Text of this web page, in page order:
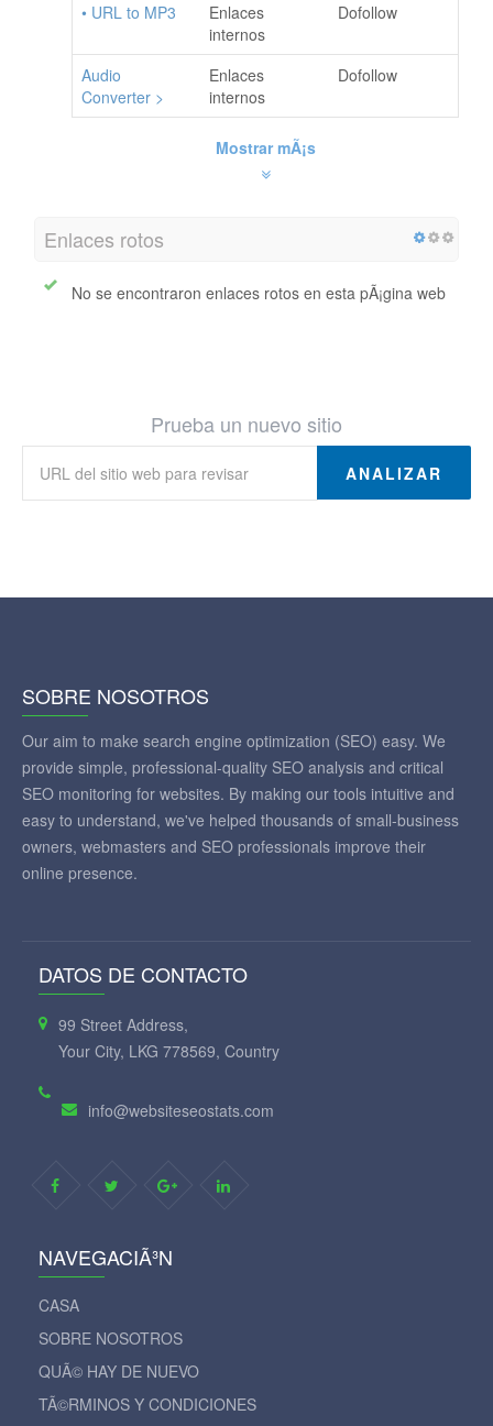
• URL to MP3
Enlaces
internos
Dofollow
Audio
Converter >
Enlaces
internos
Dofollow
Mostrar mÃ¡s
Enlaces rotos
No se encontraron enlaces rotos en esta pÃ¡gina web
Prueba un nuevo sitio
ANALIZAR
SOBRE NOSOTROS
Our aim to make search engine optimization (SEO) easy. We
provide simple, professional-quality SEO analysis and critical
SEO monitoring for websites. By making our tools intuitive and
easy to understand, we've helped thousands of small-business
owners, webmasters and SEO professionals improve their
online presence.
DATOS DE CONTACTO
99 Street Address,
Your City, LKG 778569, Country
info@websiteseostats.com
NAVEGACIÃ³N
CASA
SOBRE NOSOTROS
QUÃ© HAY DE NUEVO
TÃ©RMINOS Y CONDICIONES